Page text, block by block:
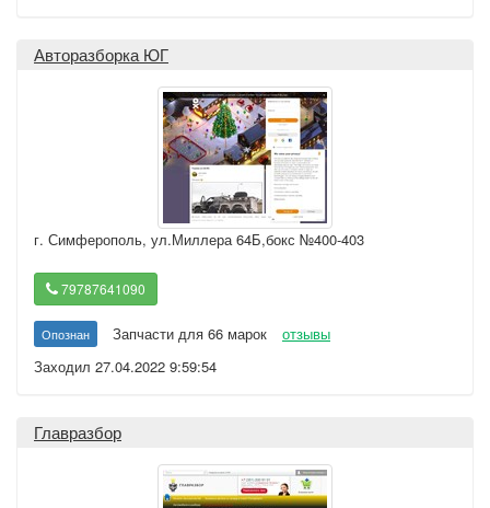
Авторазборка ЮГ
г. Симферополь, ул.Миллера 64Б,бокс №400-403
79787641090
Опознан Запчасти для 66 марок
отзывы
Заходил 27.04.2022 9:59:54
Главразбор